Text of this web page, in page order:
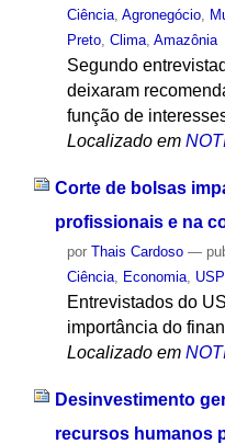
Ciência, Agronegócio,
Preto, Clima, Amazônia
Segundo
deixaram
função de
Localizado em
Corte de bolsas
profissionais e na
por Thais Cardoso —
Ciência, Economia,
Entrevistados do
importância do
Localizado em
Desinvestimento
recursos humanos